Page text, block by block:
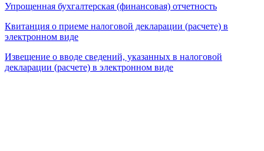
Упрощенная бухгалтерская (финансовая) отчетность
Квитанция о приеме налоговой декларации (расчете) в
электронном виде
Извещение о вводе сведений, указанных в налоговой
декларации (расчете) в электронном виде